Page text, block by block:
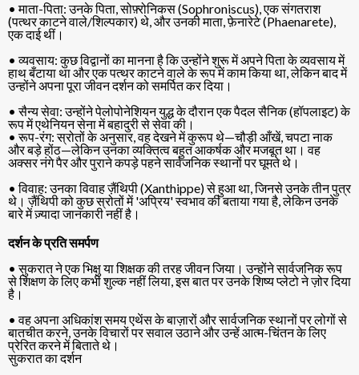
• माता-पिता: उनके पिता, सोफ़्रोनिकस (Sophroniscus), एक संगतराश
(पत्थर काटने वाले/शिल्पकार) थे, और उनकी माता, फ़ेनारेटे (Phaenarete),
एक दाई थीं।
• व्यवसाय: कुछ विद्वानों का मानना है कि उन्होंने शुरू में अपने पिता के व्यवसाय में
हाथ बँटाया था और एक पत्थर काटने वाले के रूप में काम किया था, लेकिन बाद में
उन्होंने अपना पूरा जीवन दर्शन को समर्पित कर दिया।
• सैन्य सेवा: उन्होंने पेलोपोनेशियन युद्ध के दौरान एक पैदल सैनिक (हॉपलाइट) के
रूप में एथेनियन सेना में बहादुरी से सेवा की।
• रूप-रंग: स्रोतों के अनुसार, वह देखने में कुरूप थे—चौड़ी आँखें, चपटा नाक
और बड़े होंठ—लेकिन उनका व्यक्तित्व बहुत आकर्षक और मजबूत था। वह
अक्सर नंगे पैर और पुराने कपड़े पहने सार्वजनिक स्थानों पर घूमते थे।
• विवाह: उनका विवाह ज़ैंथिपी (Xanthippe) से हुआ था, जिनसे उनके तीन पुत्र
थे। ज़ैंथिपी को कुछ स्रोतों में 'अप्रिय' स्वभाव की बताया गया है, लेकिन उनके
बारे में ज़्यादा जानकारी नहीं है।
दर्शन के प्रति समर्पण
• सुकरात ने एक भिक्षु या शिक्षक की तरह जीवन जिया। उन्होंने सार्वजनिक रूप
से शिक्षण के लिए कभी शुल्क नहीं लिया, इस बात पर उनके शिष्य प्लेटो ने ज़ोर दिया
है।
• वह अपना अधिकांश समय एथेंस के बाज़ारों और सार्वजनिक स्थानों पर लोगों से
बातचीत करने, उनके विचारों पर सवाल उठाने और उन्हें आत्म-चिंतन के लिए
प्रेरित करने में बिताते थे।
सुकरात का दर्शन